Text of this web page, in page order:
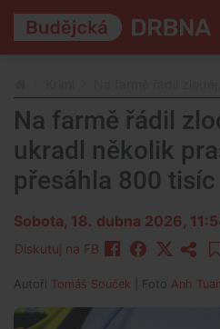
Na farmě řádil
ukradl několik
přesáhla 800 tisíc
Sobota, 18. dubna 2026,
Diskutuj na FB
Autoři Tomáš Souček | Foto Anh